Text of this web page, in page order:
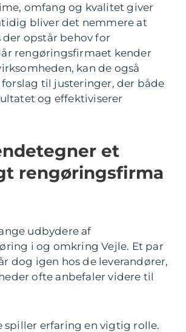
omfang og kvalitet giver
bliver det nemmere at
der opstår behov for
rengøringsfirmaet kender
kan de også
til justeringer, der både
og effektiviserer
et
rengøringsfirma
udbydere af
i og omkring Vejle. Et par
dog igen hos de leverandører,
ofte anbefaler videre til
spiller erfaring en vigtig rolle.